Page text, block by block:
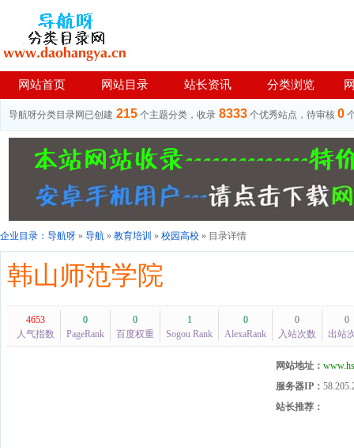
网站首页 网站目录 站长资讯 分类浏览
导航呀分类目录网已创建 215 个主题分类，收录 8333 个优秀站点，待审核 0
企业目录： 导航呀 » 导航 » 教育培训 » 校园高校 » 目录详情
韩山师范学院
4653
人气指数
0
PageRank
0
百度权重
1
Sogou Rank
0
AlexaRank
0
入站次数
0
出站
网站地址：
服务器IP：
站长推荐：